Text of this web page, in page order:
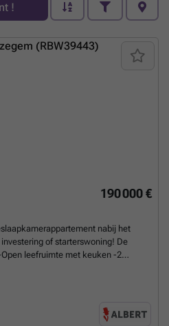
!
190 000 €
nabij het
of starterswoning! De
leefruimte met keuken -2
-Energiezuinige woning -Dicht
Plan snel uw bezoek in via